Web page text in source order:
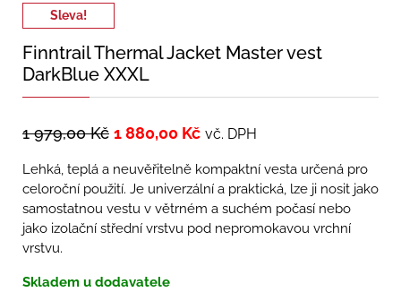
Sleva!
Finntrail Thermal Jacket Master vest
DarkBlue XXXL
1 979,00Kč 1 880,00 Kč vč. DPH
Lehká, teplá a neuvěřitelně kompaktní vesta určená pro
celoroční použití. Je univerzální a praktická, lze ji nosit jako
samostatnou vestu v větrném a suchém počasí nebo
jako izolační střední vrstvu pod nepromokavou vrchní
vrstvu.
Skladem u dodavatele